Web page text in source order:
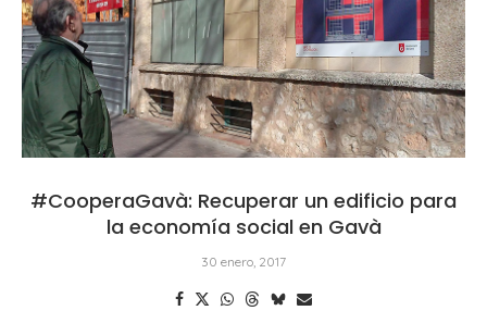
#CooperaGavà: Recuperar un edificio para
la economía social en Gavà
30 enero, 2017